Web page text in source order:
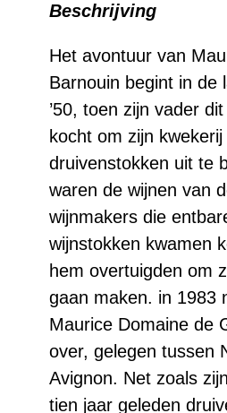
rouge
aantal
Beschrijving
Het avontuur van
Barnouin begint in de
’50, toen zijn vader
kocht om zijn kwekerij
druivenstokken uit te
waren de wijnen van
wijnmakers die
wijnstokken kwamen
hem overtuigden om
gaan maken. in 1983
Maurice Domaine de
over, gelegen tussen
Avignon. Net zoals
tien jaar geleden